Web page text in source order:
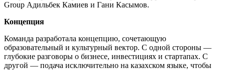
Group Адильбек Камиев и Гани Касымов.
Концепция
Команда разработала концепцию, сочетающую
образовательный и культурный вектор. С одной стороны —
глубокие разговоры о бизнесе, инвестициях и стартапах. С
другой — подача исключительно на казахском языке, чтобы